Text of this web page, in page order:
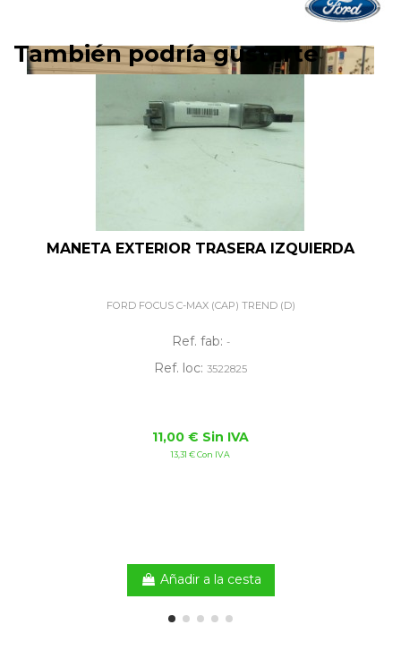
También podría gustarte
MANETA EXTERIOR TRASERA IZQUIERDA
FORD FOCUS C-MAX (CAP) TREND (D)
Ref. fab: -
Ref. loc: 3522825
11,00 € Sin IVA
13,31 € Con IVA
Añadir a la cesta